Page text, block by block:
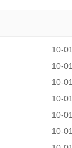
10-01
10-01
10-01
10-01
10-01
10-01